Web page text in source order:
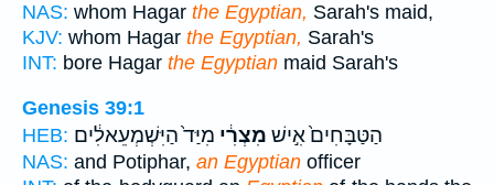
NAS: whom Hagar the Egyptian, Sarah's maid,
KJV: whom Hagar the Egyptian, Sarah's
INT: bore Hagar the Egyptian maid Sarah's
Genesis 39:1
HEB:
הַטַּבָּחִים֙ אִ֣ישׁ מִצְרִ֔י מִיַּד֙ הַיִּשְׁמְעֵאלִ֔ים
NAS: and Potiphar, an Egyptian officer